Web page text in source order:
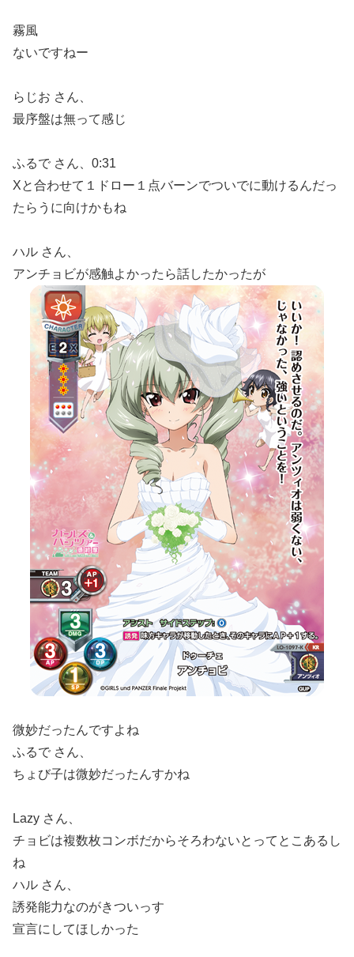
霧風
ないですねー
らじお さん、
最序盤は無って感じ
ふるで さん、0:31
Xと合わせて１ドロー１点バーンでついでに動けるんだっ
たらうに向けかもね
ハル さん、
アンチョビが感触よかったら話したかったが
微妙だったんですよね
ふるで さん、
ちょび子は微妙だったんすかね
Lazy さん、
チョビは複数枚コンボだからそろわないとってとこあるし
ね
ハル さん、
誘発能力なのがきついっす
宣言にしてほしかった